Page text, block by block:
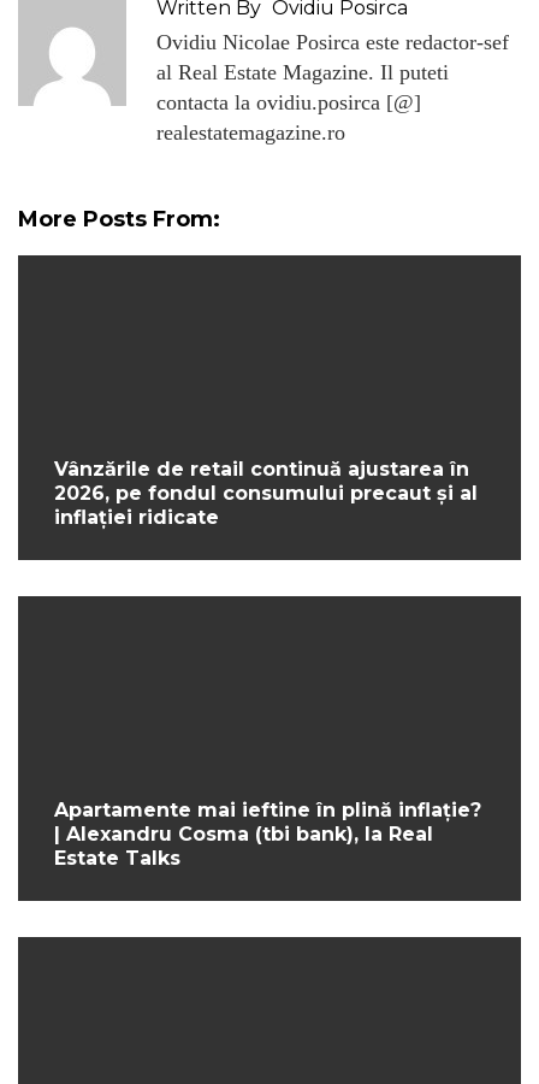
Written By Ovidiu Posirca
Ovidiu Nicolae Posirca este redactor-sef
al Real Estate Magazine. Il puteti
contacta la ovidiu.posirca [@]
realestatemagazine.ro
More Posts From:
Vânzările de retail continuă ajustarea în
2026, pe fondul consumului precaut și al
inflației ridicate
Apartamente mai ieftine în plină inflație?
| Alexandru Cosma (tbi bank), la Real
Estate Talks